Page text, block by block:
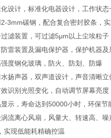
设计，标准化电器设计，工作状
3mm碳钢，配合复合密封胶条，
滤装置，可过滤5μm以上尘埃粒
雷装置及漏电保护器，保护机器及
度钢化玻璃，防火、防划、防爆
扬声器，双声道设计，声音清晰立
识别光照变化，自动调节屏幕亮度
示，寿命达到50000小时，环保
流离心风扇，风量大、转速高、
实现低能耗精确控温